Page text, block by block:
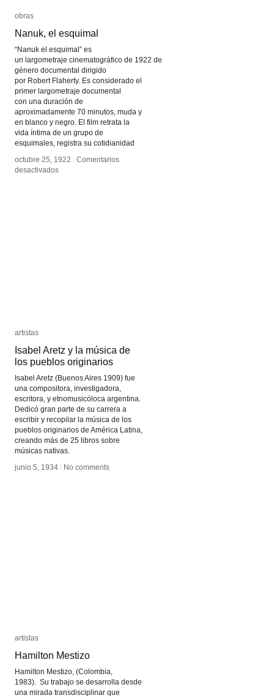
obras
Nanuk, el esquimal
“Nanuk el esquimal” es
un largometraje cinematográfico de 1922 de
género documental dirigido
por Robert Flaherty. Es considerado el
primer largometraje documental
con una duración de
aproximadamente 70 minutos, muda y
en blanco y negro. El film retrata la
vida íntima de un grupo de
esquimales, registra su cotidianidad
octubre 25, 1922 / Comentarios
desactivadosen
obras
Nanuk, el esquimal
octubre 25, 1922
desactivadosen
Nanuk,
artistas
Isabel Aretz y la música de
los pueblos originarios
Isabel Aretz (Buenos Aires 1909) fue
una compositora, investigadora,
escritora, y etnomusicóloca argentina.
Dedicó gran parte de su carrera a
escribir y recopilar la música de los
pueblos originarios de América Latina,
creando más de 25 libros sobre
músicas nativas.
junio 5, 1934 / No comments
artistas
Isabel Aretz y la música de
los pueblos originarios
junio 5, 1934 / No comments
artistas
Hamilton Mestizo
Hamilton Mestizo, (Colombia,
1983). Su trabajo se desarrolla desde
una mirada transdisciplinar que
artistas
Hamilton Mestizo